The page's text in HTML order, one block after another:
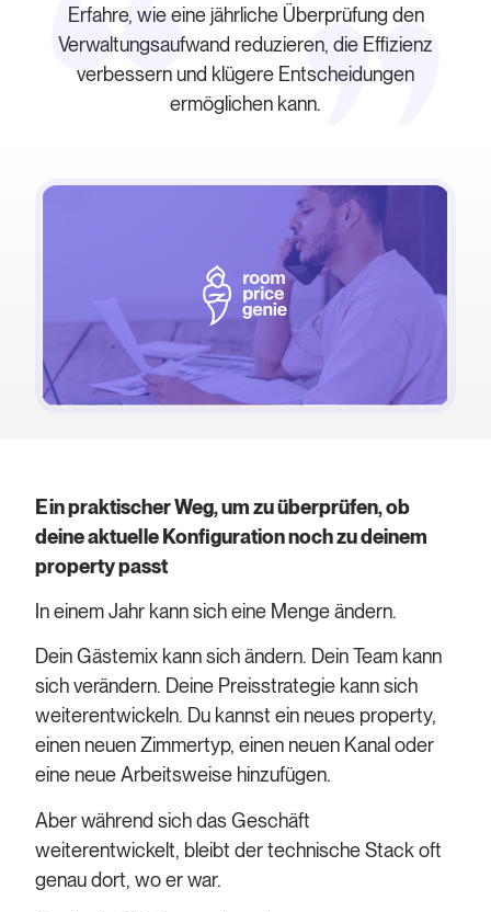
Erfahre, wie eine jährliche Überprüfung den
Verwaltungsaufwand reduzieren, die Effizienz
verbessern und klügere Entscheidungen
ermöglichen kann.
Ein praktischer Weg, um zu überprüfen, ob
deine aktuelle Konfiguration noch zu deinem
property passt
In einem Jahr kann sich eine Menge ändern.
Dein Gästemix kann sich ändern. Dein Team kann
sich verändern. Deine Preisstrategie kann sich
weiterentwickeln. Du kannst ein neues property,
einen neuen Zimmertyp, einen neuen Kanal oder
eine neue Arbeitsweise hinzufügen.
Aber während sich das Geschäft
weiterentwickelt, bleibt der technische Stack oft
genau dort, wo er war.